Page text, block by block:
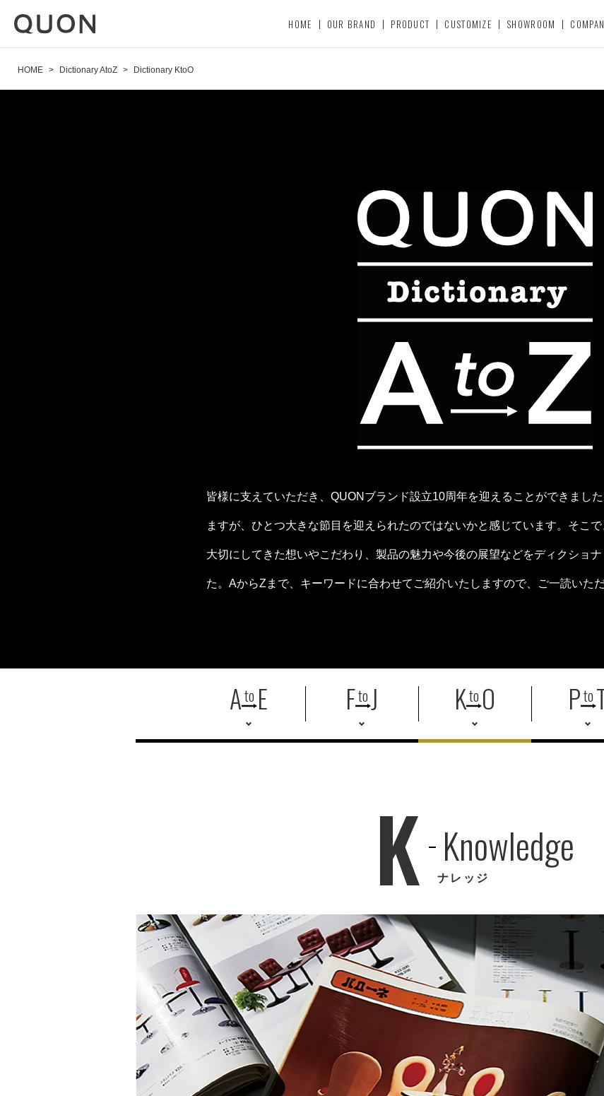
HOME OUR BRAND PRODUCT CUSTOMIZE SHOWROOM
HOME > Dictionary AtoZ > Dictionary KtoO
皆様に支えていただき、QUONブランド設立10周年を迎えることができまし
ますが、ひとつ大きな節目を迎えられたのではないかと感じています。そこ
大切にしてきた想いやこだわり、製品の魅力や今後の展望などをディクショ
た。AからZまで、キーワードに合わせてご紹介いたしますので、ご一読いた
Ato E Fto J Kto O Pto
K Knowledge
ナレッジ